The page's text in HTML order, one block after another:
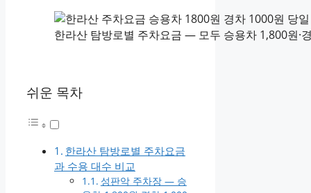
한라산 탐방로별 주차요금 — 모두 승용차 1,800원·
쉬운 목차
한라산 탐방로별 주차요금
과 수용 대수 비교
성판악 주차장 — 승